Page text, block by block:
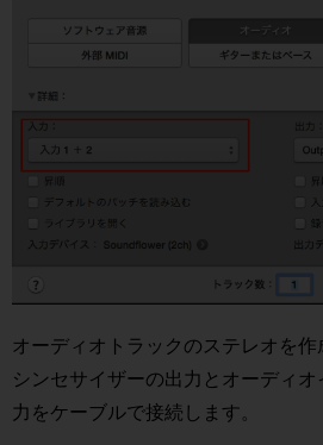
オーディオトラックのステレオを作
シンセサイザーの出力とオーディ
力をケーブルで接続します。